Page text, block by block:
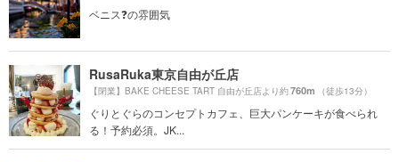
ベニス❓の雰囲気
RusaRuka東京自由が丘店
【閉業】BAKE CHEESE TART 自由が丘店より約760m （徒歩13分）
ぐりとぐらのコンセプトカフェ、巨大パンケーキが食べられ
る！予約必須。JK...